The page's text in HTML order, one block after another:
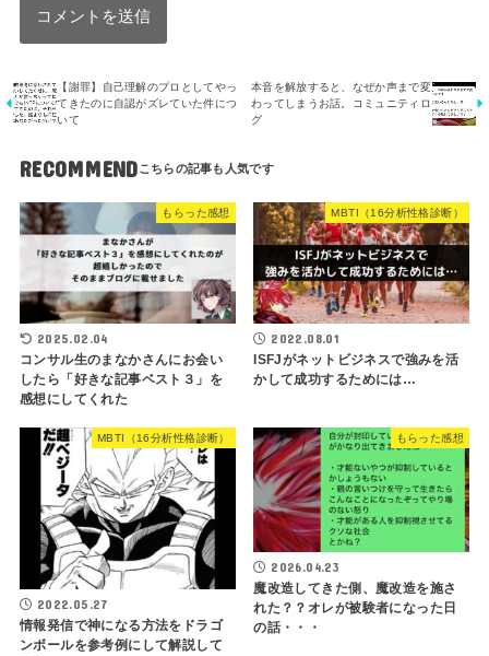
【謝罪】自己理解のプロとしてやっ
てきたのに自認がズレていた件につ
いて
本音を解放すると、なぜか声まで変
わってしまうお話。コミュニティロ
グ
RECOMMEND
もらった感想
2025.02.04
コンサル生のまなかさんにお会い
したら「好きな記事ベスト３」を
感想にしてくれた
MBTI（16分析性格診断）
2022.08.01
ISFJがネットビジネスで強みを活
かして成功するためには…
MBTI（16分析性格診断）
2022.05.27
情報発信で神になる方法をドラゴ
ンボールを参考例にして解説して
もらった感想
2026.04.23
魔改造してきた側、魔改造を施さ
れた？？オレが被験者になった日
の話・・・